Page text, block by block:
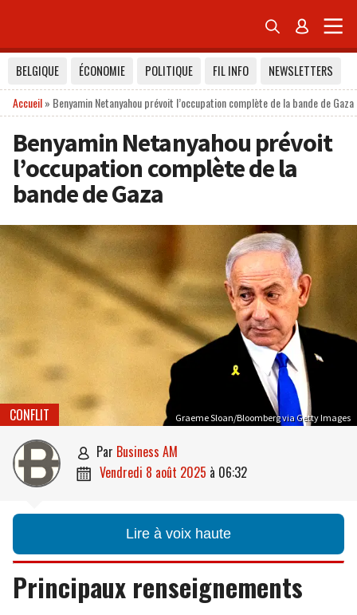
 
BELGIQUE ÉCONOMIE POLITIQUE FIL INFO
NEWSLETTERS
Accueil» Benyamin Netanyahou prévoit l’occupation complète de la bande de Gaza
Benyamin Netanyahou prévoit
l’occupation complète de la
bande de Gaza
Graeme Sloan/Bloomberg via Getty Images
CONFLIT
 par Business AM
 vendredi 8 août 2025 à 06:32
Lire à voix haute
Principaux renseignements